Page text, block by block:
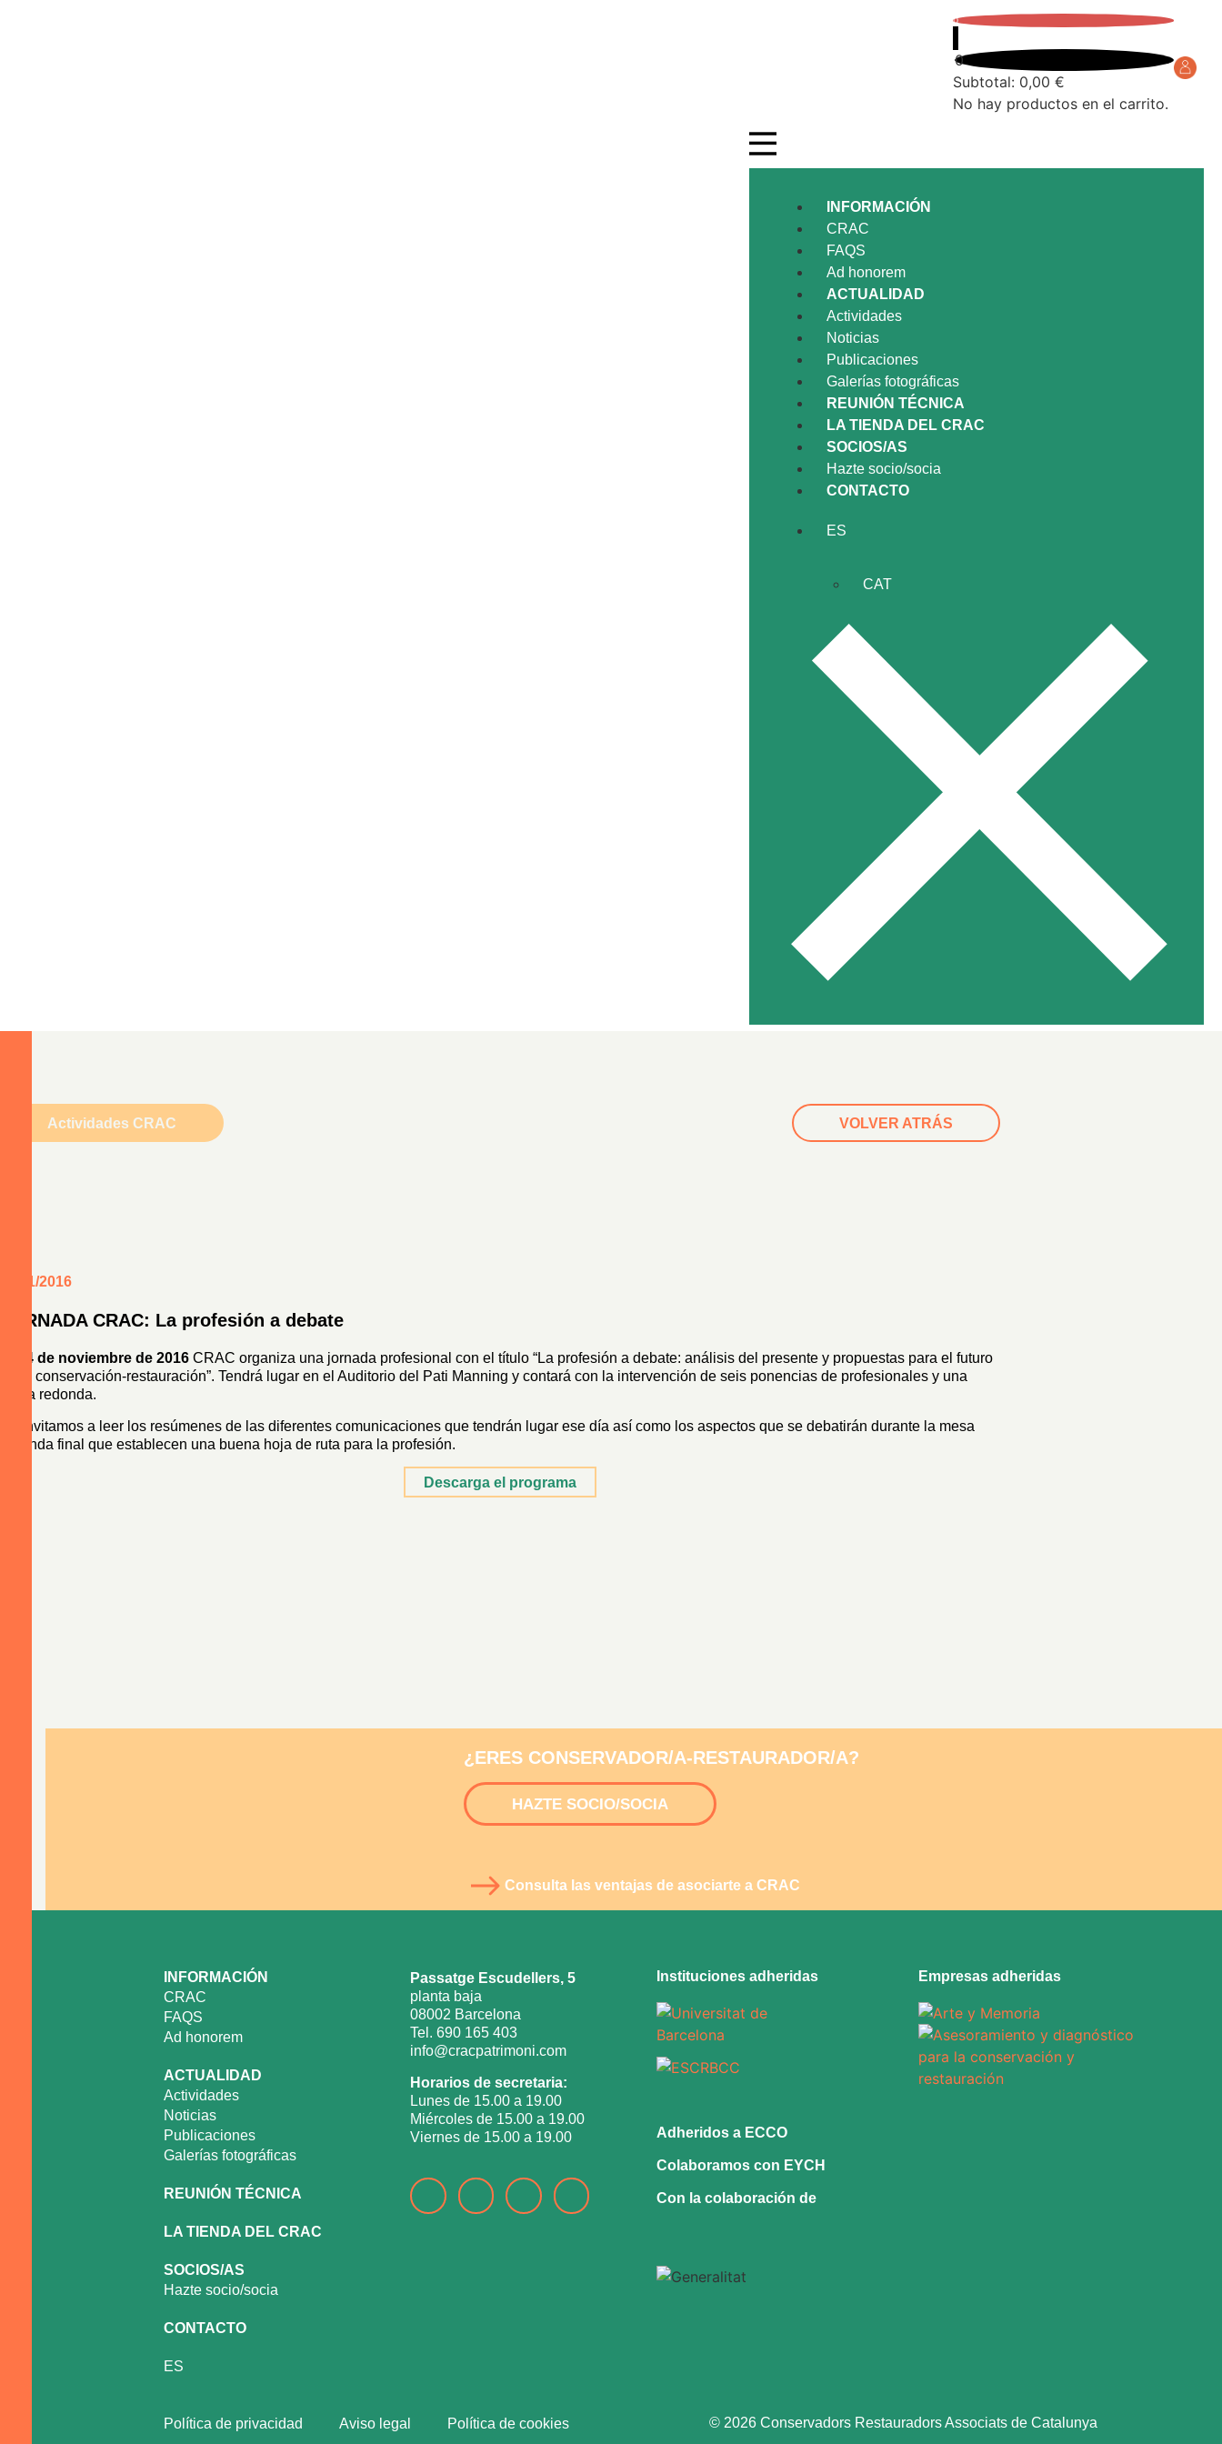
0
0
Subtotal: 0,00€
No hay productos en el carrito.
INFORMACIÓN
CRAC
FAQS
Ad honorem
ACTUALIDAD
Actividades
Noticias
Publicaciones
Galerías fotográficas
REUNIÓN TÉCNICA
LA TIENDA DEL CRAC
SOCIOS/AS
Hazte socio/socia
CONTACTO
ES
CAT
Actividades CRAC VOLVER ATRÁS
01/11/2016
JORNADA CRAC: La profesión a debate
14 de noviembre de 2016 CRAC organiza una jornada profesional con el título “La profesión a debate: análisis del presente y propuestas para el futuro
de la conservación-restauración”. Tendrá lugar en el Auditorio del Pati Manning y contará con la intervención de seis ponencias de profesionales y una
mesa redonda.
Os invitamos a leer los resúmenes de las diferentes comunicaciones que tendrán lugar ese día así como los aspectos que se debatirán durante la mesa
redonda final que establecen una buena hoja de ruta para la profesión.
Descarga el programa
¿ERES CONSERVADOR/A-RESTAURADOR/A?
HAZTE SOCIO/SOCIA
Consulta las ventajas de asociarte a CRAC
INFORMACIÓN
CRAC
FAQS
Ad honorem
ACTUALIDAD
Actividades
Noticias
Publicaciones
Galerías fotográficas
REUNIÓN TÉCNICA
LA TIENDA DEL CRAC
SOCIOS/AS
Hazte socio/socia
CONTACTO
ES
Passatge Escudellers, 5
planta baja
08002 Barcelona
Tel. 690 165 403
info@cracpatrimoni.com
Horarios de secretaria:
Lunes de 15.00 a 19.00
Miércoles de 15.00 a 19.00
Viernes de 15.00 a 19.00
Instituciones adheridas
Adheridos a ECCO
Colaboramos con EYCH
Empresas adheridas
Con la colaboración de
Política de privacidad Aviso legal Política de cookies © 2026 Conservadors Restauradors Associats de Catalunya